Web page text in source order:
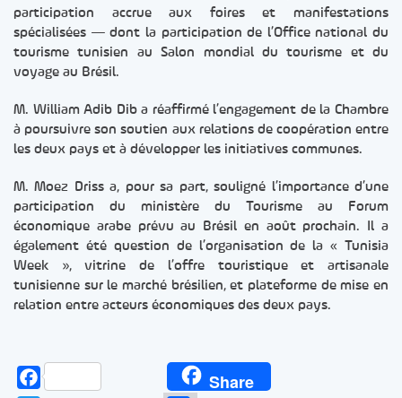
participation accrue aux foires et manifestations
spécialisées — dont la participation de l’Office national du
tourisme tunisien au Salon mondial du tourisme et du
voyage au Brésil.
M. William Adib Dib a réaffirmé l’engagement de la Chambre
à poursuivre son soutien aux relations de coopération entre
les deux pays et à développer les initiatives communes.
M. Moez Driss a, pour sa part, souligné l’importance d’une
participation du ministère du Tourisme au Forum
économique arabe prévu au Brésil en août prochain. Il a
également été question de l’organisation de la « Tunisia
Week », vitrine de l’offre touristique et artisanale
tunisienne sur le marché brésilien, et plateforme de mise en
relation entre acteurs économiques des deux pays.
Facebook Share